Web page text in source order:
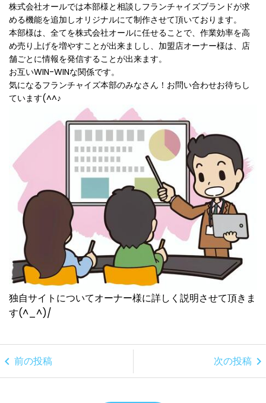
株式会社オールでは本部様と相談しフランチャイズブランドが求
める機能を追加しオリジナルにて制作させて頂いております。
本部様は、全てを株式会社オールに任せることで、作業効率を高
め売り上げを増やすことが出来ましし、加盟店オーナー様は、店
舗ごとに情報を発信することが出来ます。
お互いWIN-WINな関係です。
気になるフランチャイズ本部のみなさん！お問い合わせお待ちし
ています(^^♪
独自サイトについてオーナー様に詳しく説明させて頂きま
す(^_^)/
chevron_left 前の投稿 次の投稿 chevron_right